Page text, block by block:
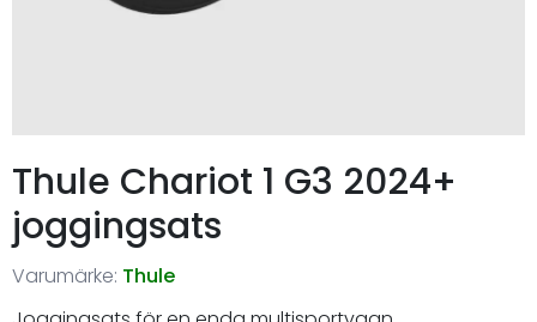
Thule Chariot 1 G3 2024+
joggingsats
Varumärke: Thule